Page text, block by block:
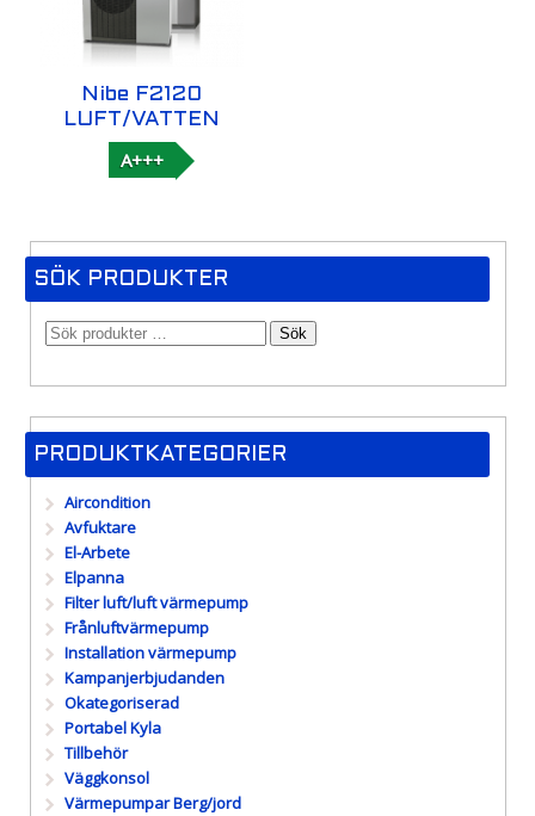
Nibe F2120
LUFT/VATTEN
A+++
SÖK PRODUKTER
Sök
PRODUKTKATEGORIER
Aircondition
Avfuktare
El-Arbete
Elpanna
Filter luft/luft värmepump
Frånluftvärmepump
Installation värmepump
Kampanjerbjudanden
Okategoriserad
Portabel Kyla
Tillbehör
Väggkonsol
Värmepumpar Berg/jord